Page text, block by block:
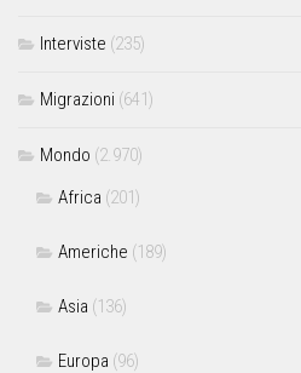
Interviste (235)
Migrazioni (641)
Mondo (2.970)
Africa (201)
Americhe (189)
Asia (136)
Europa (96)